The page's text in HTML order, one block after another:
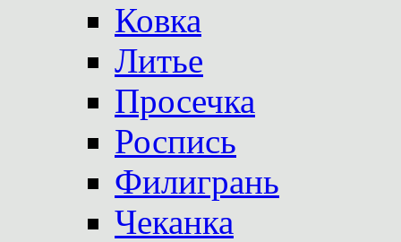
Ковка
Литье
Просечка
Роспись
Филигрань
Чеканка